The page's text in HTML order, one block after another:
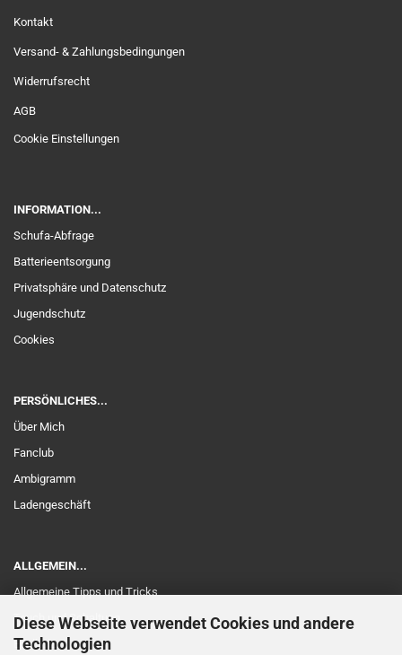
Diese Webseite verwendet Cookies und andere
Technologien
Kontakt
Versand- & Zahlungsbedingungen
Widerrufsrecht
AGB
Cookie Einstellungen
INFORMATION...
Schufa-Abfrage
Batterieentsorgung
Privatsphäre und Datenschutz
Jugendschutz
Cookies
PERSÖNLICHES...
Über Mich
Fanclub
Ambigramm
Ladengeschäft
ALLGEMEIN...
Allgemeine Tipps und Tricks
Touch und Schaltung
Edelholz